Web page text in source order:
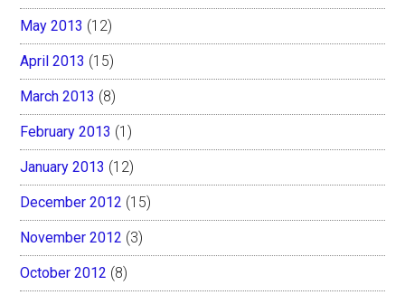
May 2013 (12)
April 2013 (15)
March 2013 (8)
February 2013 (1)
January 2013 (12)
December 2012 (15)
November 2012 (3)
October 2012 (8)